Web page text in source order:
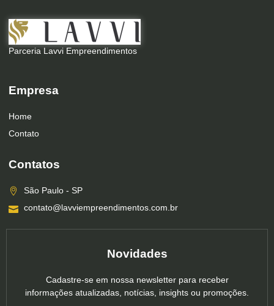
Parceria Lavvi Empreendimentos
Empresa
Home
Contato
Contatos
São Paulo - SP
contato@lavviempreendimentos.com.br
Novidades
Cadastre-se em nossa newsletter para receber
informações atualizadas, notícias, insights ou promoções.